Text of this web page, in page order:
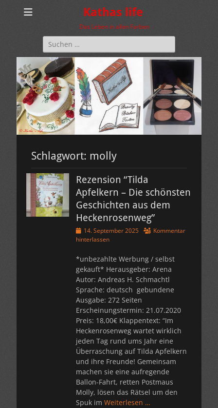
Kathas life
Das Leben in allen Farben
Suchen
nach:
Schlagwort: molly
Rezension “Tilda
Apfelkern – Die schönsten
Geschichten aus dem
Heckenrosenweg”
Veröffentlicht
am
14. September 2025
Kommentar
hinterlassen
*unbezahlte Werbung / selbst
gekauft* Herausgeber: Arena
Autor: Andreas H. Schmachtl
Sprache: deutsch gebundene
Ausgabe: 272 Seiten
Erscheinungstermin: 21.07.2020
Preis: 18,00€ Klappentext: “Im
Heckenrosenweg wartet wirklich
jeden Tag rund ums Jahr eine
Überraschung auf Tilda Apfelkern
und ihre Freunde! Gemeinsam
machen sie eine aufregende
Ballon-Fahrt, retten Postmaus
Molly, lösen das Rätsel um den
Spuk im Weiterlesen …